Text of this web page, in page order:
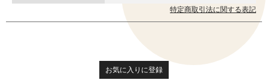
特定商取引法に関する表記
お気に入りに登録